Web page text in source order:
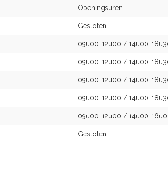
Openingsuren
Gesloten
09u00-12u00 / 14u00-
09u00-12u00 / 14u00-
09u00-12u00 / 14u00-
09u00-12u00 / 14u00-
09u00-12u00 / 14u00-
Gesloten